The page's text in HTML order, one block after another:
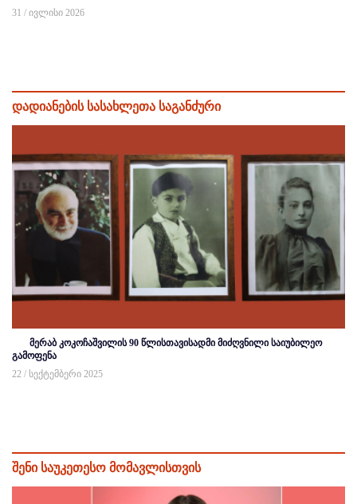
31 / ივლისი 2026
დადიანების სასახლეთა საგანძური
მერაბ კოკოჩაშვილის 90 წლისთავისადმი მიძღვნილი საიუბილეო
გამოფენა
22 / სექტემბერი 2025
შენი საუკეთესო მომავლისთვის